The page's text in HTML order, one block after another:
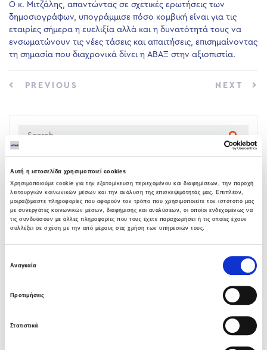
Αυτή η ιστοσελίδα χρησιμοποιεί cookies
Χρησιμοποιούμε cookie για την εξατομίκευση περιεχομένου και διαφημίσεων, την παροχή
λειτουργιών κοινωνικών μέσων και την ανάλυση της επισκεψιμότητάς μας. Επιπλέον,
μοιραζόμαστε πληροφορίες που αφορούν τον τρόπο που χρησιμοποιείτε τον ιστότοπό μας
με συνεργάτες κοινωνικών μέσων, διαφήμισης και αναλύσεων, οι οποίοι ενδεχομένως να
τις συνδυάσουν με άλλες πληροφορίες που τους έχετε παραχωρήσει ή τις οποίες έχουν
συλλέξει σε σχέση με την από μέρους σας χρήση των υπηρεσιών τους.
συγκατάθεσης
Αναγκαία
Προτιμήσεις
Στατιστικά
O κ. Μιτζάλης, απαντώντας σε σχετικές ερωτήσεις των
δημοσιογράφων, υπογράμμισε πόσο κομβική είναι για τις
εταιρίες σήμερα η ευελιξία αλλά και η δυνατότητά τους να
ενσωματώνουν τις νέες τάσεις και απαιτήσεις, επισημαίνοντας
τη σημασία που διαχρονικά δίνει η ΑΒΑΞ στην αξιοπιστία.
PREVIOUS NEXT
LATEST NEWS
Υπογραφή σύμβασης με Λάρισα
Θερμοηλεκτρική
05 ΑΥΓΟΎΣΤΟΥ 2026
Όμιλος AVAX: Ανάληψη έργου κατασκευής
σταθμού παραγωγής ηλεκτρικής ενέργειας
Νέα σύμβαση ΕΤΕΘ με το ΑΝΑΤΟΛΙΑ για